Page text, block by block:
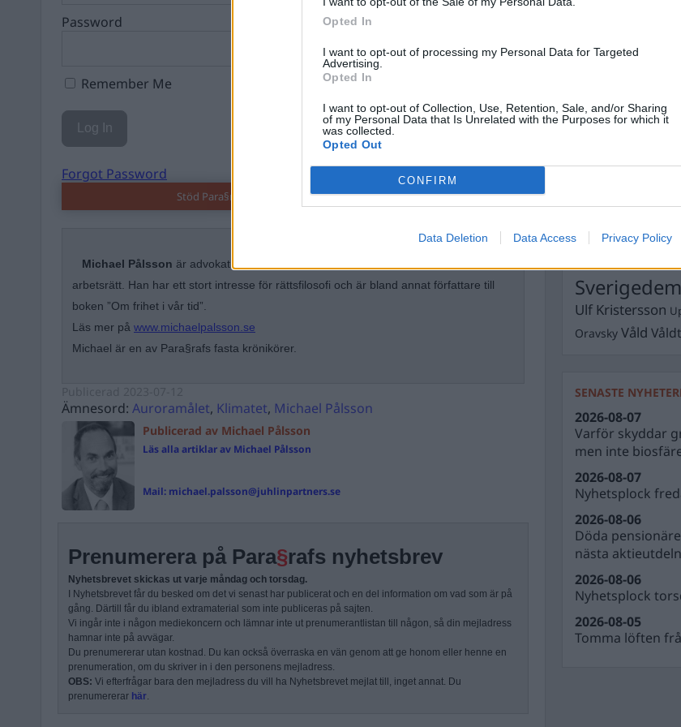
Opted In
I want to opt-out of processing my Personal Data for Targeted
Advertising.
Opted In
I want to opt-out of Collection, Use, Retention, Sale, and/or Sharing
of my Personal Data that Is Unrelated with the Purposes for which it
was collected.
Opted Out
CONFIRM
Data Deletion Data Access Privacy Policy
Password
Remember Me
Forgot Password
Stöd Para§rafs bevakning av högerextremismen
Michael Pålsson är advokat på Juhlin & Partners, med expertis inom avtalsrätt och
arbetsrätt. Han har ett stort intresse för rättsfilosofi och är bland annat författare till
boken ”Om frihet i vår tid”.
Läs mer på www.michaelpalsson.se
Michael är en av Para§rafs fasta krönikörer.
Ämnesord: Auroramålet, Klimatet, Michael Pålsson
Publicerad av Michael Pålsson
Läs alla artiklar av Michael Pålsson
Mail: michael.palsson@juhlinpartners.se
Prenumerera på Para§rafs nyhetsbrev
Nyhetsbrevet skickas ut varje måndag och torsdag.
I Nyhetsbrevet får du besked om det vi senast har publicerat och en del information om vad som är på
gång. Därtill får du ibland extramaterial som inte publiceras på sajten.
Vi ingår inte i någon mediekoncern och lämnar inte ut prenumerantlistan till någon, så din mejladress
hamnar inte på avvägar.
Du prenumererar utan kostnad. Du kan också överraska en vän genom att ge honom eller henne en
prenumeration, om du skriver in i den personens mejladress.
OBS: Vi efterfrågar bara den mejladress du vill ha Nyhetsbrevet mejlat till, inget annat. Du
prenumererar här.
Donald Trump
Misshandel
Poliser Rasism
Ulf Kristersson
Oravsky Våld
SENASTE
Varför skyddar
men inte
2026-08-07
Nyhetsplock
2026-08-07
Döda
nästa
2026-08-06
Nyhetsplock
2026-08-06
Tomma löften
2026-08-05